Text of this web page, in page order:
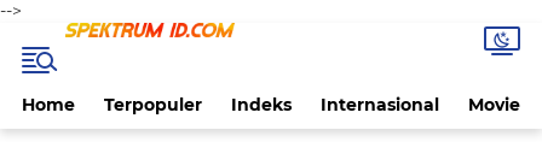
-->
Home Terpopuler Indeks Internasional Movie